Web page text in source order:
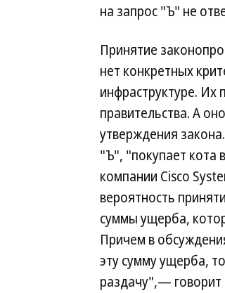
на запрос "Ъ" не
Принятие
нет конкретных
инфраструктуре. Их
правительства. А
утверждения
"Ъ", "покупает кота
компании Cisco
вероятность
суммы ущерба,
Причем в
эту сумму ущерба,
раздачу",— говорит